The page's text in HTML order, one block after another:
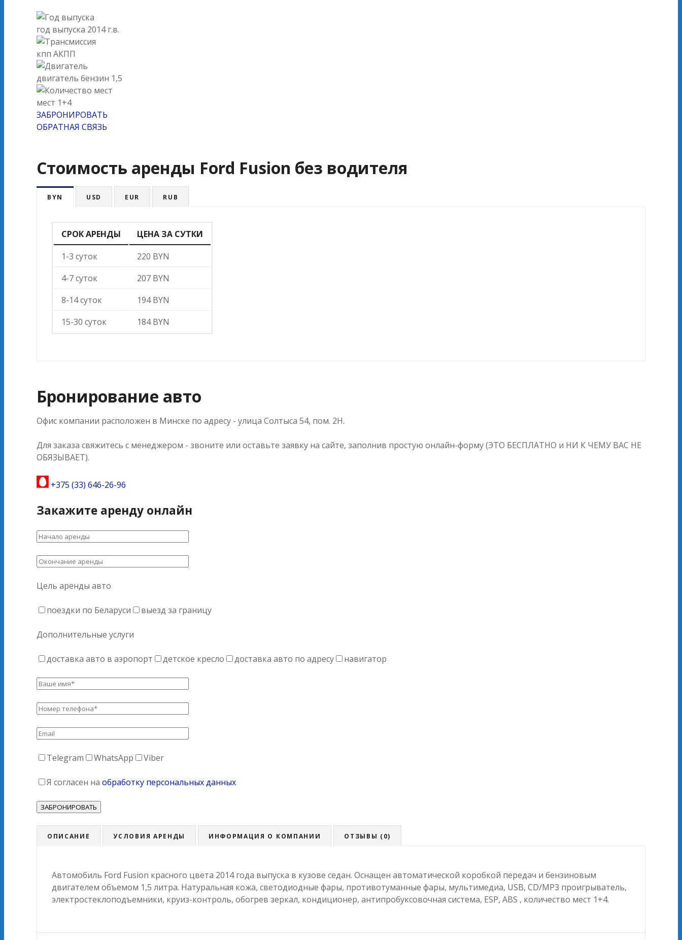
год выпуска 2014 г.в.
кпп АКПП
двигатель бензин 1,5
мест 1+4
ЗАБРОНИРОВАТЬ
ОБРАТНАЯ СВЯЗЬ
Стоимость аренды Ford Fusion без водителя
BYN USD EUR RUB
СРОК АРЕНДЫ
ЦЕНА ЗА СУТКИ
1-3 суток
220 BYN
4-7 суток
207 BYN
8-14 суток
194 BYN
15-30 суток
184 BYN
Бронирование авто
Офис компании расположен в Минске по адресу - улица Солтыса 54, пом. 2Н.
Для заказа свяжитесь с менеджером - звоните или оставьте заявку на сайте, заполнив простую онлайн-форму (ЭТО БЕСПЛАТНО и НИ К ЧЕМУ ВАС НЕ
ОБЯЗЫВАЕТ).
+375 (33) 646-26-96
Закажите аренду онлайн
Цель аренды авто
поездки по Беларуси выезд за границу
Дополнительные услуги
доставка авто в аэропорт детское кресло доставка авто по адресу навигатор
Telegram WhatsApp Viber
Я согласен на обработку персональных данных
ОПИСАНИЕ УСЛОВИЯ АРЕНДЫ ИНФОРМАЦИЯ О КОМПАНИИ ОТЗЫВЫ (0)
Автомобиль Ford Fusion красного цвета 2014 года выпуска в кузове седан. Оснащен автоматической коробкой передач и бензиновым
двигателем объемом 1,5 литра. Натуральная кожа, светодиодные фары, противотуманные фары, мультимедиа, USB, CD/MP3 проигрыватель,
электростеклоподъемники, круиз-контроль, обогрев зеркал, кондиционер, антипробуксовочная система, ESP, ABS , количество мест 1+4.